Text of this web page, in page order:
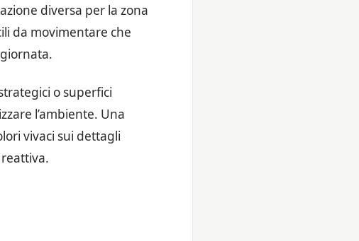
diversa per la zona
da movimentare che
o superfici
l’ambiente. Una
vivaci sui dettagli